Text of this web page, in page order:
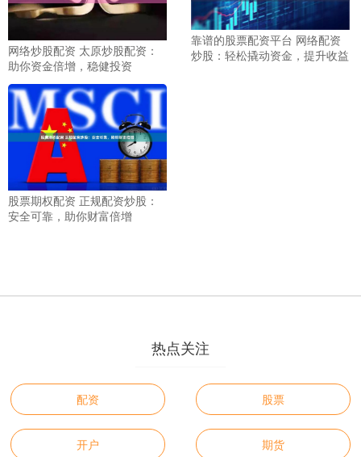
网络炒股配资 太原炒股配资：
助你资金倍增，稳健投资
靠谱的股票配资平台 网络配资
炒股：轻松撬动资金，提升收益
股票期权配资 正规配资炒股：
安全可靠，助你财富倍增
热点关注
配资 股票
开户 期货